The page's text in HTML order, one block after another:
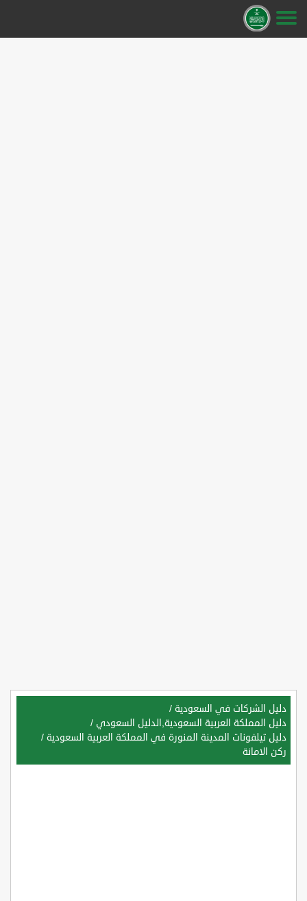
دليل الشركات في السعودية /
دليل المملكة العربية السعودية,الدليل السعودي /
دليل تيلفونات المدينة المنورة في المملكة العربية السعودية /
ركن الامانة